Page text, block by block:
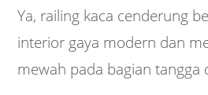
Ya, railing kaca cenderung
interior gaya modern dan
mewah pada bagian tangga